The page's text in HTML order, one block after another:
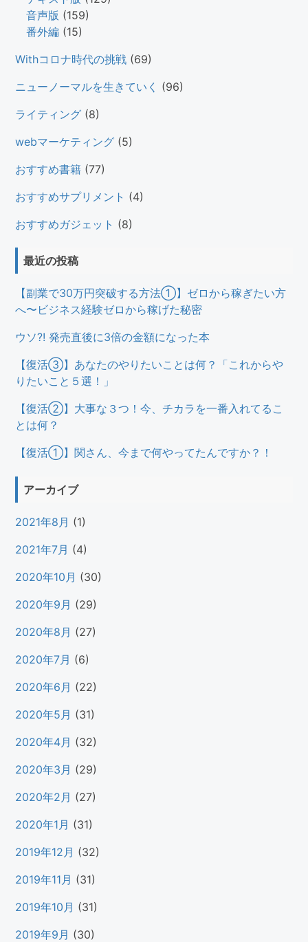
音声版 (159)
番外編 (15)
Withコロナ時代の挑戦 (69)
ニューノーマルを生きていく (96)
ライティング (8)
webマーケティング (5)
おすすめ書籍 (77)
おすすめサプリメント (4)
おすすめガジェット (8)
最近の投稿
【副業で30万円突破する方法①】ゼロから稼ぎたい方
へ〜ビジネス経験ゼロから稼げた秘密
ウソ?! 発売直後に3倍の金額になった本
【復活③】あなたのやりたいことは何？「これからや
りたいこと５選！」
【復活②】大事な３つ！今、チカラを一番入れてるこ
とは何？
【復活①】関さん、今まで何やってたんですか？！
アーカイブ
2021年8月 (1)
2021年7月 (4)
2020年10月 (30)
2020年9月 (29)
2020年8月 (27)
2020年7月 (6)
2020年6月 (22)
2020年5月 (31)
2020年4月 (32)
2020年3月 (29)
2020年2月 (27)
2020年1月 (31)
2019年12月 (32)
2019年11月 (31)
2019年10月 (31)
2019年9月 (30)